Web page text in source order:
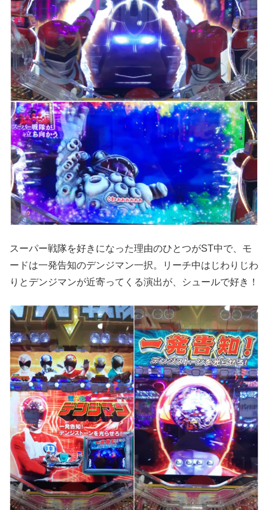
スーパー戦隊を好きになった理由のひとつがST中で、モ
ードは一発告知のデンジマン一択。リーチ中はじわりじわ
りとデンジマンが近寄ってくる演出が、シュールで好き！